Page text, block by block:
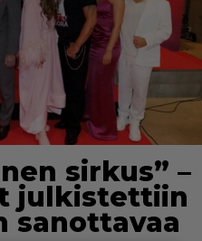
sirkus” –
julkistettiin
sanottavaa